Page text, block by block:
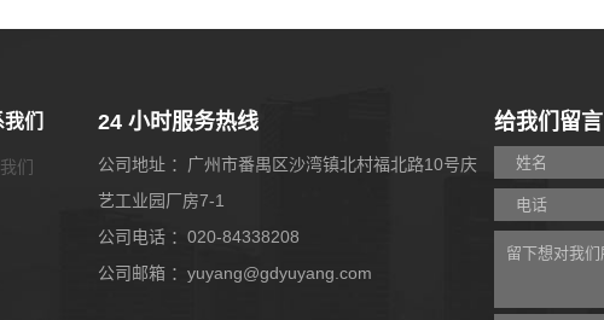
们
们
24 小时服务热线
公司地址 ：广州市番禺区沙湾镇北村福北路10号庆
艺工业园厂房7-1
公司电话 ：020-84338208
公司邮箱 ：yuyang@gdyuyang.com
给我们留言